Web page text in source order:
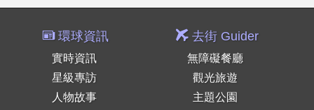
環球資訊
實時資訊
星級專訪
人物故事
去街 Guider
無障礙餐廳
觀光旅遊
主題公園